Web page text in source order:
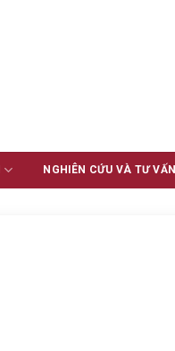
NGHIÊN CỨU VÀ TƯ VẤN